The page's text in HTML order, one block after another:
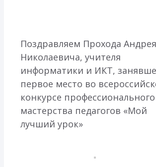
Поздравляем Прохода Андрея
Николаевича, учителя
информатики и ИКТ,
первое место во
конкурсе профессионального
мастерства педагогов «Мой
лучший урок»